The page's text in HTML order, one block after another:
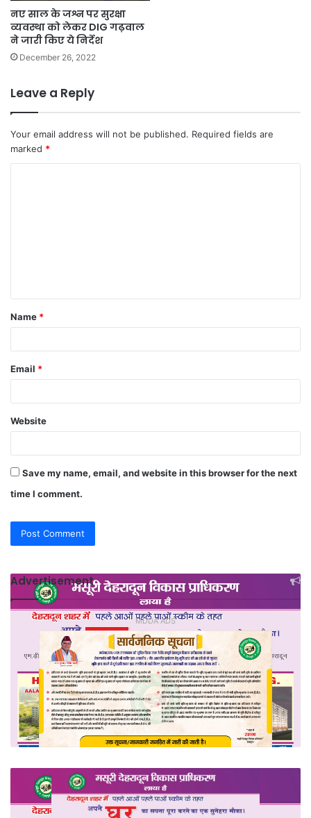
नए साल के जश्न पर सुरक्षा
व्यवस्था को लेकर DIG गढ़वाल
ने जारी किए ये निर्देश
December 26, 2022
Leave a Reply
Your email address will not be published. Required fields are
marked *
t
*
Name *
Email *
Website
Save my name, email, and website in this browser for the next
time I comment.
Advertisement
MDDA ADS